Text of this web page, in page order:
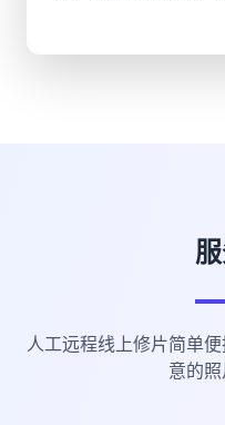
人工远程线上修片简单
意的照